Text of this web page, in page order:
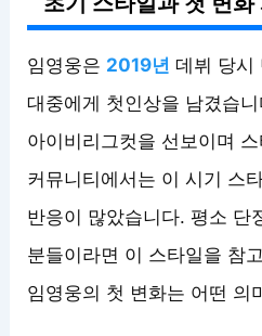
임영웅은 2019년 데뷔 당시
대중에게 첫인상을 남겼습
아이비리그컷을 선보이며
커뮤니티에서는 이 시기 스
반응이 많았습니다. 평소 단
분들이라면 이 스타일을 참
임영웅의 첫 변화는 어떤 의